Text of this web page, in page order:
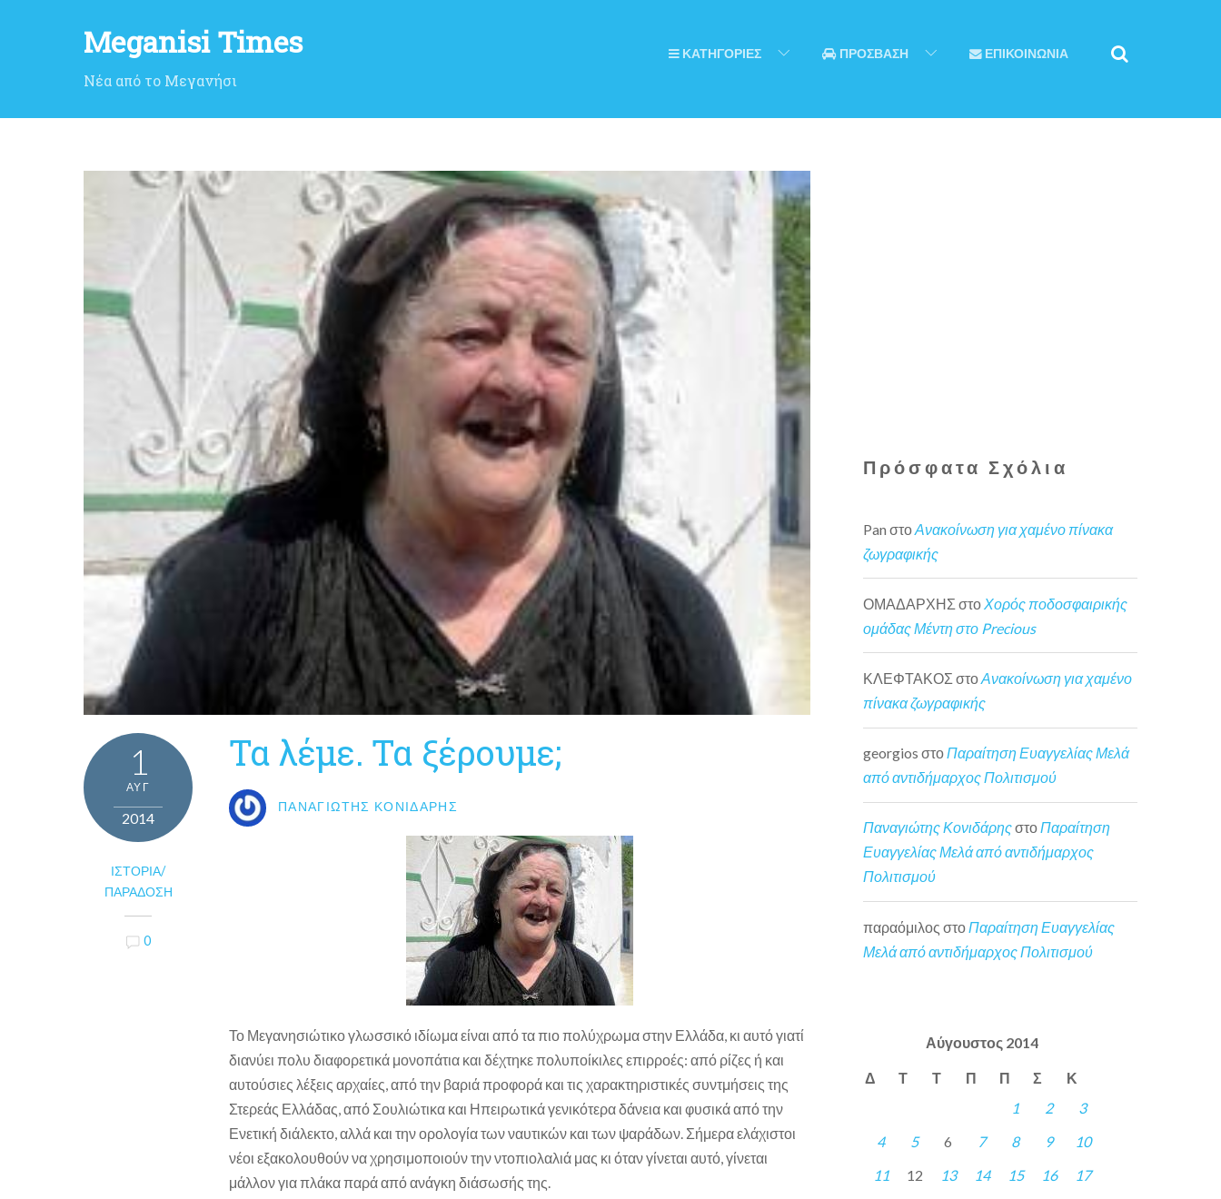
Meganisi Times
Νέα από το Μεγανήσι
ΚΑΤΗΓΟΡΙΕΣ ΠΡΟΣΒΑΣΗ ΕΠΙΚΟΙΝΩΝΙΑ
1
ΑΥΓ
2014
ΙΣΤΟΡΊΑ/
ΠΑΡΆΔΟΣΗ
0
Τα λέμε. Τα ξέρουμε;
ΠΑΝΑΓΙΏΤΗΣ ΚΟΝΙΔΆΡΗΣ
Το Μεγανησιώτικο γλωσσικό ιδίωμα είναι από τα πιο πολύχρωμα στην Ελλάδα, κι αυτό γιατί
διανύει πολυ διαφορετικά μονοπάτια και δέχτηκε πολυποίκιλες επιρροές: από ρίζες ή και
αυτούσιες λέξεις αρχαίες, από την βαριά προφορά και τις χαρακτηριστικές συντμήσεις της
Στερεάς Ελλάδας, από Σουλιώτικα και Ηπειρωτικά γενικότερα δάνεια και φυσικά από την
Ενετική διάλεκτο, αλλά και την ορολογία των ναυτικών και των ψαράδων. Σήμερα ελάχιστοι
νέοι εξακολουθούν να χρησιμοποιούν την ντοπιολαλιά μας κι όταν γίνεται αυτό, γίνεται
μάλλον για πλάκα παρά από ανάγκη διάσωσής της.
Πρόσφατα Σχόλια
Pan στοΑνακοίνωση για χαμένο πίνακα
ζωγραφικής
ΟΜΑΔΑΡΧΗΣ στο Χορός ποδοσφαιρικής
ομάδας Μέντη στο Precious
ΚΛΕΦΤΑΚΟΣ στοΑνακοίνωση για χαμένο
πίνακα ζωγραφικής
georgios στοΠαραίτηση Ευαγγελίας Μελά
από αντιδήμαρχος Πολιτισμού
Παναγιώτης ΚονιδάρηςστοΠαραίτηση
Ευαγγελίας Μελά από αντιδήμαρχος
Πολιτισμού
παραόμιλος στο Παραίτηση Ευαγγελίας
Μελά από αντιδήμαρχος Πολιτισμού
Αύγουστος 2014
Δ Τ Τ Π Π Σ Κ
1 2
3
4
5 6 7 8 9
10
11
12 13 14 15 16
17